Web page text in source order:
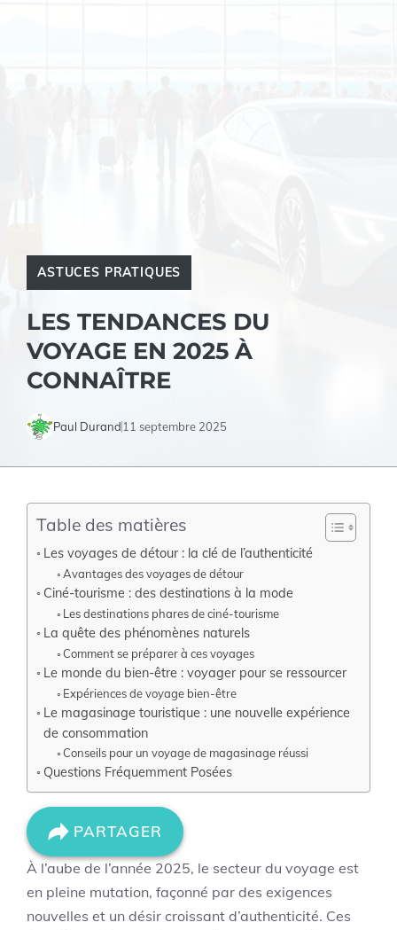
ASTUCES PRATIQUES
LES TENDANCES DU
VOYAGE EN 2025 À
CONNAÎTRE
Paul Durand 11 septembre 2025
Table des matières
Les voyages de détour : la clé de l’authenticité
Avantages des voyages de détour
Ciné-tourisme : des destinations à la mode
Les destinations phares de ciné-tourisme
La quête des phénomènes naturels
Comment se préparer à ces voyages
Le monde du bien-être : voyager pour se ressourcer
Expériences de voyage bien-être
Le magasinage touristique : une nouvelle expérience
de consommation
Conseils pour un voyage de magasinage réussi
Questions Fréquemment Posées
PARTAGER
À l’aube de l’année 2025, le secteur du voyage est
en pleine mutation, façonné par des exigences
nouvelles et un désir croissant d’authenticité. Ces